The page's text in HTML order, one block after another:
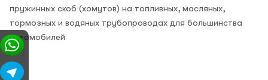
пружинных скоб (хомутов) на топливных, масляных,
тормозных и водяных трубопроводах для большинства
автомобилей